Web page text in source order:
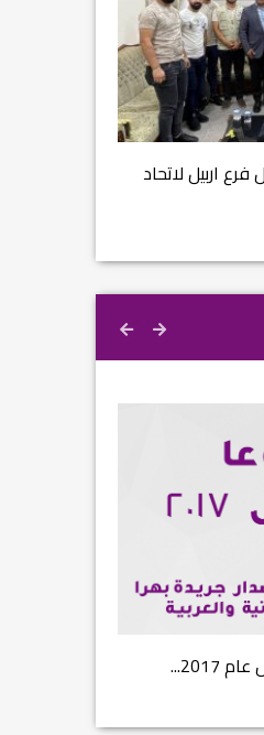
زوعا أورغ في
والمعارضة...